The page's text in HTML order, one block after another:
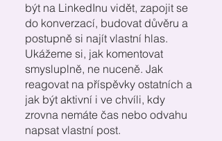
být na LinkedInu vidět, zapojit se
do konverzací, budovat důvěru a
postupně si najít vlastní hlas.
Ukážeme si, jak komentovat
smysluplně, ne nuceně. Jak
reagovat na příspěvky ostatních a
jak být aktivní i ve chvíli, kdy
zrovna nemáte čas nebo odvahu
napsat vlastní post.